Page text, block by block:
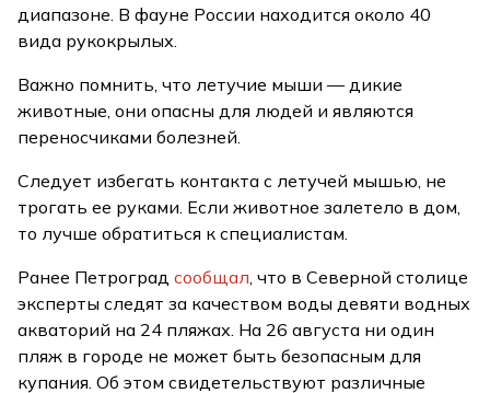
диапазоне. В фауне России находится около 40
вида рукокрылых.
Важно помнить, что летучие мыши — дикие
животные, они опасны для людей и являются
переносчиками болезней.
Следует избегать контакта с летучей мышью, не
трогать ее руками. Если животное залетело в дом,
то лучше обратиться к специалистам.
Ранее Петроградсообщал , что в Северной столице
эксперты следят за качеством воды девяти водных
акваторий на 24 пляжах. На 26 августа ни один
пляж в городе не может быть безопасным для
купания. Об этом свидетельствуют различные